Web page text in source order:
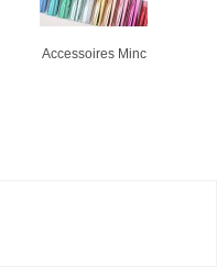
Accessoires Minc